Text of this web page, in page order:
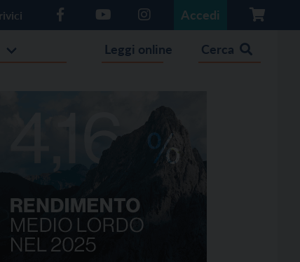
Accedi
Leggi online Cerca